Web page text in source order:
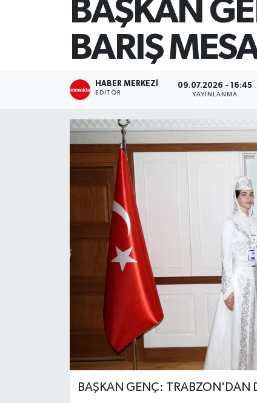
BAŞKAN
BARIŞ
HABER MERKEZI
EDITÖR
09.07.2026 - 16:45
YAYINLANMA
BAŞKAN GENÇ: TRABZON'DAN
SİYASET
Teknoloji
TRABZON